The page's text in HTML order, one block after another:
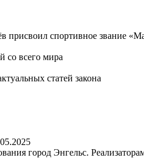
спортивное звание
всего мира
статей закона
город Энгельс.